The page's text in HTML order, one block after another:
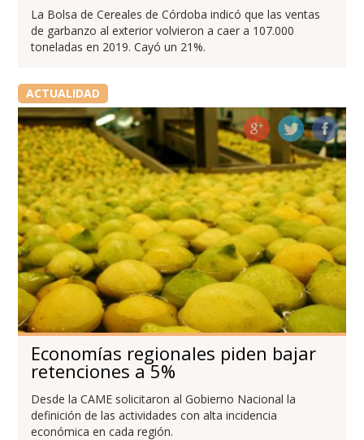
La Bolsa de Cereales de Córdoba indicó que las ventas
de garbanzo al exterior volvieron a caer a 107.000
toneladas en 2019. Cayó un 21%.
ACTUALIDAD
Economías regionales piden bajar
retenciones a 5%
Desde la CAME solicitaron al Gobierno Nacional la
definición de las actividades con alta incidencia
económica en cada región.